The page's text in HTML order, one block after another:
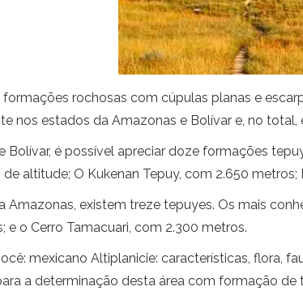
formações rochosas com cúpulas planas e
nos estados da Amazonas e Bolívar e, no total,
Bolívar, é possível apreciar doze formações
de altitude; O Kukenan Tepuy, com 2.650
Amazonas, existem treze tepuyes. Os mais
e o Cerro Tamacuari, com 2.300 metros.
mexicano Altiplanicie: características, flora,
a determinação desta área com formação